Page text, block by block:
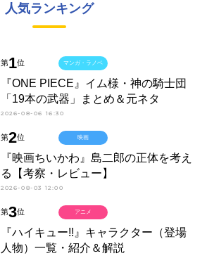
人気ランキング
第1位
『ONE PIECE』イム様・神の騎士団
「19本の武器」まとめ＆元ネタ
2026-08-06 16:30
マンガ・ラノベ
第2位
『映画ちいかわ』島二郎の正体を考え
る【考察・レビュー】
2026-08-03 12:00
映画
第3位
『ハイキュー!!』キャラクター（登場
人物）一覧・紹介＆解説
アニメ